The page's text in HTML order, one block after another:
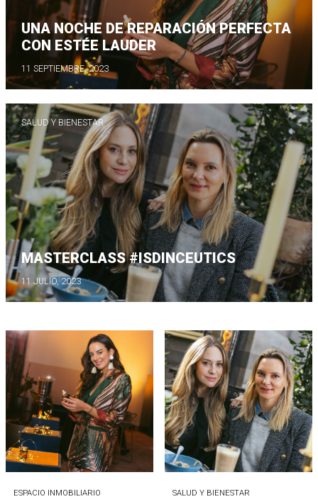
UNA NOCHE DE REPARACIÓN PERFECTA
CON ESTÉE LAUDER
11 SEPTIEMBRE, 2023
SALUD Y BIENESTAR
MASTERCLASS #ISDINCEUTICS
11 JULIO, 2023
ESPACIO INMOBILIARIO SALUD Y BIENESTAR